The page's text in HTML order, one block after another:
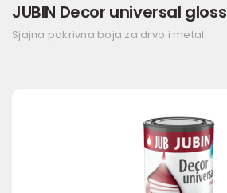
JUBIN Decor universal gloss
Sjajna pokrivna boja za drvo i metal